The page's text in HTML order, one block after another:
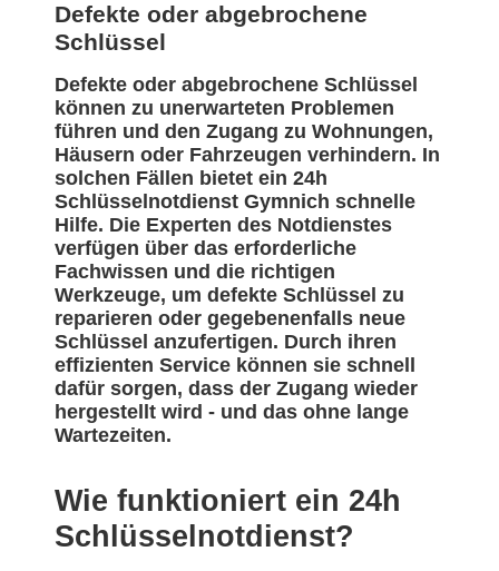
Defekte oder abgebrochene
Schlüssel
Defekte oder abgebrochene Schlüssel
können zu unerwarteten Problemen
führen und den Zugang zu Wohnungen,
Häusern oder Fahrzeugen verhindern. In
solchen Fällen bietet ein 24h
Schlüsselnotdienst Gymnich schnelle
Hilfe. Die Experten des Notdienstes
verfügen über das erforderliche
Fachwissen und die richtigen
Werkzeuge, um defekte Schlüssel zu
reparieren oder gegebenenfalls neue
Schlüssel anzufertigen. Durch ihren
effizienten Service können sie schnell
dafür sorgen, dass der Zugang wieder
hergestellt wird - und das ohne lange
Wartezeiten.
Wie funktioniert ein 24h
Schlüsselnotdienst?